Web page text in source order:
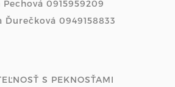
Pechová 0915959209
Ďurečková 0949158833
S PEKNOSŤAMI